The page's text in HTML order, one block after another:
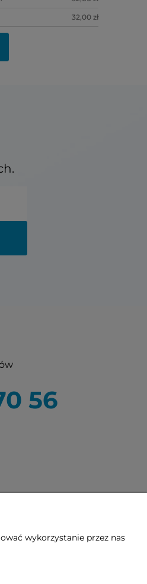
32,00 zł
56
wykorzystanie przez nas